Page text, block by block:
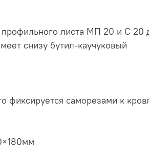
профильного листа МП 20 и С 20
снизу бутил-каучуковый
фиксируется саморезами к